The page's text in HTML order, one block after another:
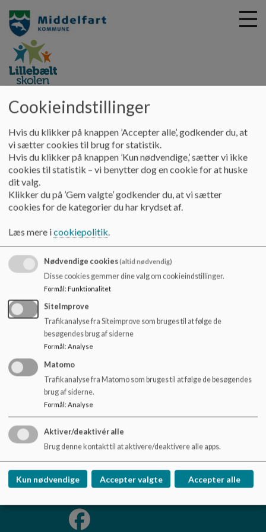
d
Lillebaeltskolen
Om skolen
Brugertilfredshedsundersøgelse for
folkeskolen og SFO
Brugertilfredshedsundersøgelse
for folkeskole og SFO
og SFO udarbejdet af Indenrigs- og Sundhedsministeriet.
Rapporten kan fremsøges via Indenrigs- og
Sundhedsministeriet ved at trykkeher- rapporten for
Middelfart Kommune er også vedhæftet herunder.
Dokumenter
Brugertilfredsundersøgelse 2023_0.PDF
Lillebæltskolen
Skippervej 1, 5500 Middelfart
lillebaeltskolen@middelfart.dk
+45 8888 5770
Tilgængelighedserklæring
Sitemap
Cookieindstillinger
Hvis du klikker på knappen ’Accepter alle’, godkender du, at
vi sætter cookies til brug for statistik.
Hvis du klikker på knappen ’Kun nødvendige,’ sætter vi ikke
cookies til statistik – vi benytter dog en cookie for at huske
dit valg.
Klikker du på ’Gem valgte’ godkender du, at vi sætter
cookies for de kategorier du har krydset af.
Læs mere icookiepolitik.
Nødvendige cookies(altid nødvendig)
Disse cookies gemmer dine valg om cookieindstillinger.
Formål: Funktionalitet
SiteImprove
Trafikanalyse fra Siteimprove som bruges til at følge de
besøgendes brug af siderne
Formål : Analyse
Matomo
Trafikanalyse fra Matomo som bruges til at følge de besøgendes
brug af siderne.
Formål: Analyse
Aktiver/deaktivér alle
Brug denne kontakt til at aktivere/deaktivere alle apps.
Kun nødvendige Accepter valgte Accepter alle